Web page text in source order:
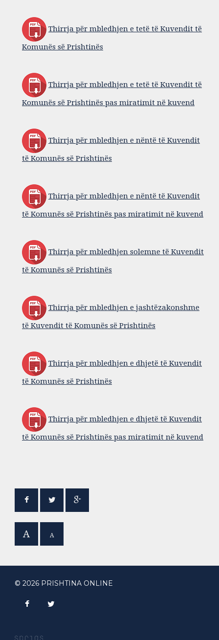
Thirrja për mbledhjen e tetë të Kuvendit të
Komunës së Prishtinës
Thirrja për mbledhjen e tetë të Kuvendit të
Komunës së Prishtinës pas miratimit në kuvend
Thirrja për mbledhjen e nëntë të Kuvendit
të Komunës së Prishtinës
Thirrja për mbledhjen e nëntë të Kuvendit
të Komunës së Prishtinës pas miratimit në kuvend
Thirrja për mbledhjen solemne të Kuvendit
të Komunës së Prishtinës
Thirrja për mbledhjen e jashtëzakonshme
të Kuvendit të Komunës së Prishtinës
Thirrja për mbledhjen e dhjetë të Kuvendit
të Komunës së Prishtinës
Thirrja për mbledhjen e dhjetë të Kuvendit
të Komunës së Prishtinës pas miratimit në kuvend
A A
© 2026 PRISHTINA ONLINE